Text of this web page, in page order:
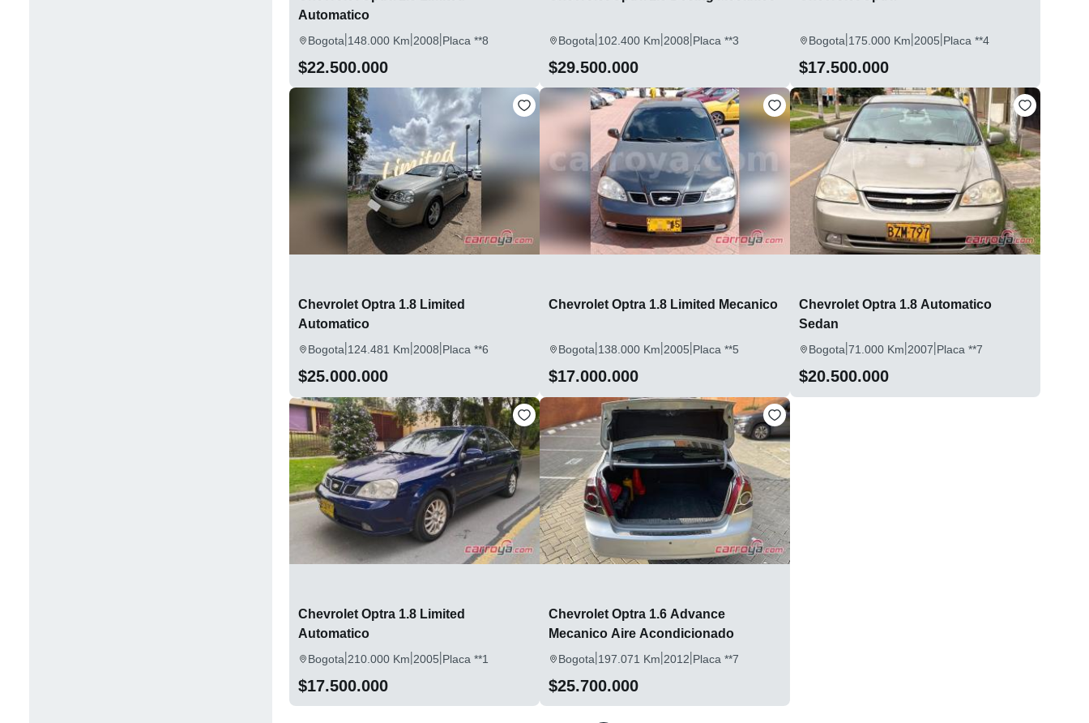
Automatico
Bogota|148.000 Km|2008|Placa **8
$22.500.000
Bogota|102.400 Km|2008|Placa **3
$29.500.000
Bogota|175.000 Km|2005|Placa **4
$17.500.000
Chevrolet Optra 1.8 Limited
Automatico
Bogota|124.481 Km|2008|Placa **6
$25.000.000
Chevrolet Optra 1.8 Limited Mecanico
Bogota|138.000 Km|2005|Placa **5
$17.000.000
Chevrolet Optra 1.8 Automatico
Sedan
Bogota|71.000 Km|2007|Placa **7
$20.500.000
Chevrolet Optra 1.8 Limited
Automatico
Bogota|210.000 Km|2005|Placa **1
$17.500.000
Chevrolet Optra 1.6 Advance
Mecanico Aire Acondicionado
Bogota|197.071 Km|2012|Placa **7
$25.700.000